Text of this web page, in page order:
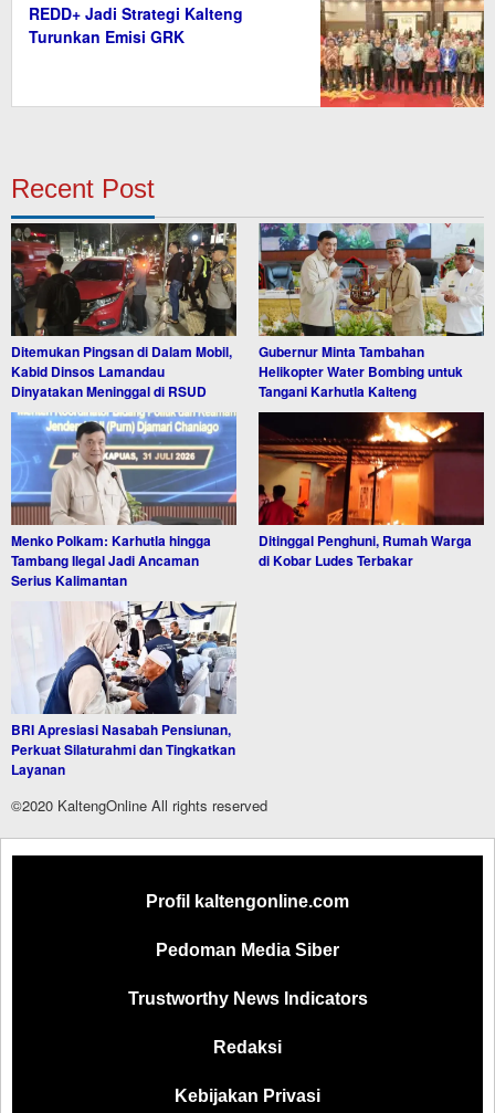
REDD+ Jadi Strategi Kalteng
Turunkan Emisi GRK
Recent Post
Ditemukan Pingsan di Dalam Mobil,
Kabid Dinsos Lamandau
Dinyatakan Meninggal di RSUD
Gubernur Minta Tambahan
Helikopter Water Bombing untuk
Tangani Karhutla Kalteng
Menko Polkam: Karhutla hingga
Tambang Ilegal Jadi Ancaman
Serius Kalimantan
Ditinggal Penghuni, Rumah Warga
di Kobar Ludes Terbakar
BRI Apresiasi Nasabah Pensiunan,
Perkuat Silaturahmi dan Tingkatkan
Layanan
©2020 KaltengOnline All rights reserved
Profil kaltengonline.com
Pedoman Media Siber
Trustworthy News Indicators
Redaksi
Kebijakan Privasi